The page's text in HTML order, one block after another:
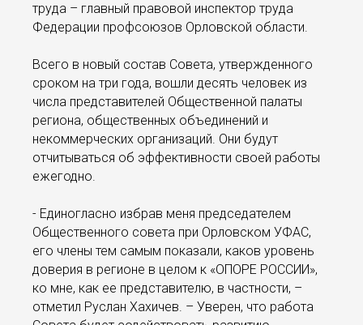
труда – главный правовой инспектор труда
Федерации профсоюзов Орловской области.
Всего в новый состав Совета, утвержденного
сроком на три года, вошли десять человек из
числа представителей Общественной палаты
региона, общественных объединений и
некоммерческих организаций. Они будут
отчитываться об эффективности своей работы
ежегодно.
- Единогласно избрав меня председателем
Общественного совета при Орловском УФАС,
его члены тем самым показали, каков уровень
доверия в регионе в целом к «ОПОРЕ РОССИИ»,
ко мне, как ее представителю, в частности, –
отметил Руслан Хахичев. – Уверен, что работа